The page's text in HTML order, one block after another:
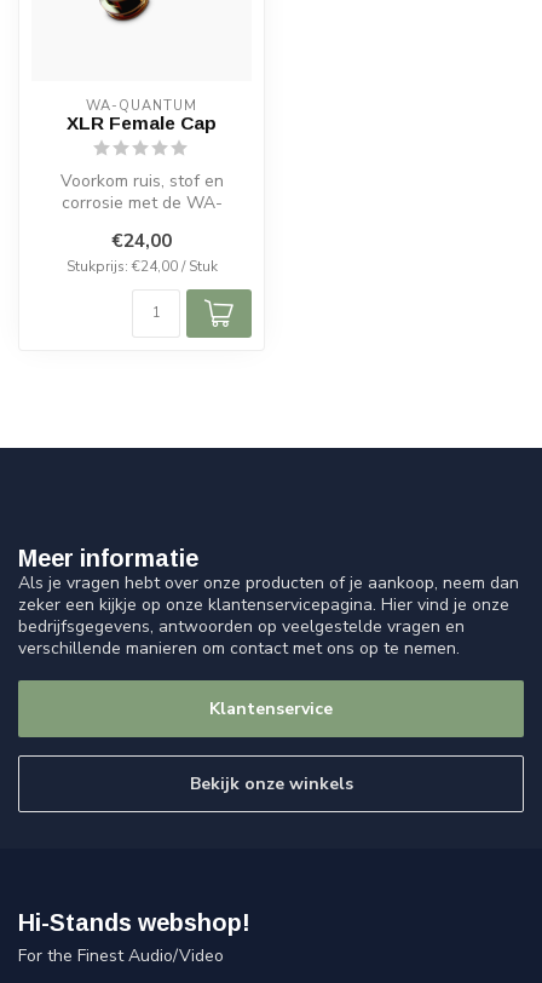
WA-QUANTUM
XLR Female Cap
Voorkom ruis, stof en
corrosie met de WA-
24k verguld, me...
€24,00
Stukprijs: €24,00 / Stuk
Meer informatie
Als je vragen hebt over onze producten of je aankoop, neem dan
zeker een kijkje op onze klantenservicepagina. Hier vind je onze
bedrijfsgegevens, antwoorden op veelgestelde vragen en
verschillende manieren om contact met ons op te nemen.
Klantenservice
Bekijk onze winkels
Hi-Stands webshop!
For the Finest Audio/Video